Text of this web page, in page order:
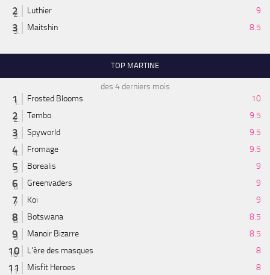
Luthier
9
Maitshin
8.5
TOP MARTINE
des 4 derniers mois
Frosted Blooms
10
Tembo
9.5
Spyworld
9.5
Fromage
9.5
Borealis
9
Greenvaders
9
Koi
9
Botswana
8.5
Manoir Bizarre
8.5
L'ère des masques
8
Misfit Heroes
8